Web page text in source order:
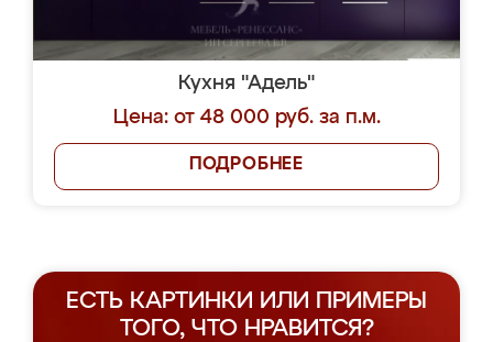
Кухня "Адель"
Цена: от 48 000 руб. за п.м.
ПОДРОБНЕЕ
ЕСТЬ КАРТИНКИ ИЛИ ПРИМЕРЫ
ТОГО, ЧТО НРАВИТСЯ?